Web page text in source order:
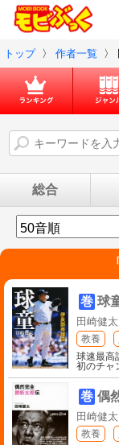
トップ 〉 作者一覧 〉
総合
「
巻 球
田崎健太
教養
球速最高
初のチャ
巻 偶
田崎健太
教養